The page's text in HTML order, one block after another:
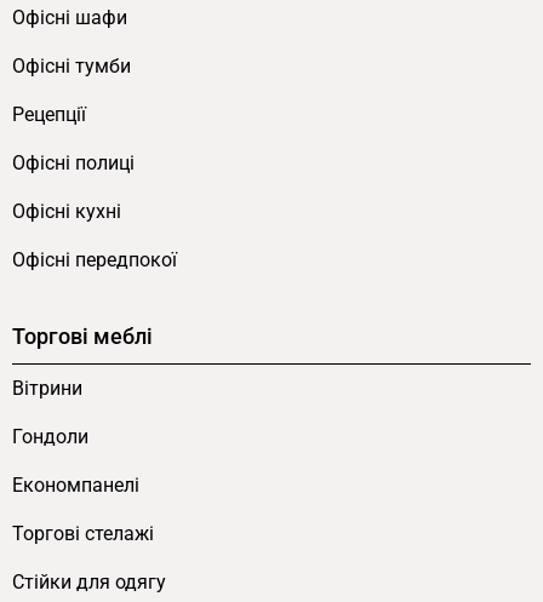
декоративною сіткою полиць у єдину суцільну
відмінність від моделей з контрастним
поєднанням білого ЛДСП на чорному металі.
Серед моделей з декоративною сіткою цей
виріб — єдиний з лише одним перерізом труби
використовують комбінацію 10×10 і 20×20 мм
архітектура мінімалістичніша — вертикальні
опори і горизонтальні з’єднувачі виконані з
однакової труби 20×20 мм, що додає виробу
візуальної цілісності та промислової естетики.
меблів торгового обладнання, що витримує
статичне і динамічне навантаження від
Офісні шафи
Офісні тумби
Рецепції
Офісні полиці
Офісні кухні
Офісні передпокої
Торгові меблі
Вітрини
Гондоли
Економпанелі
Торгові стелажі
Cтійки для одягу